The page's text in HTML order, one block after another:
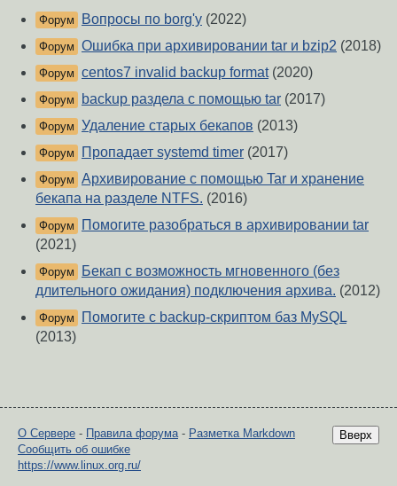
Форум Вопросы по borg'у (2022)
Форум Ошибка при архивировании tar и bzip2 (2018)
Форум centos7 invalid backup format(2020)
Форум backup раздела с помощью tar (2017)
Форум Удаление старых бекапов (2013)
Форум Пропадает systemd timer (2017)
Форум Архивирование с помощью Tar и хранение
бекапа на разделе NTFS. (2016)
Форум
Помогите разобраться в архивировании tar
(2021)
Форум
Бекап с возможность мгновенного (без
длительного ожидания) подключения архива. (2012)
Форум
Помогите с backup-скриптом баз MySQL
(2013)
Вверх
О Сервере - Правила форума- Разметка Markdown
Сообщить об ошибке
https://www.linux.org.ru/